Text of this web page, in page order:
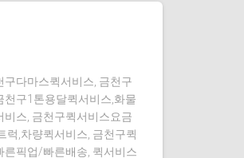
구다마스퀵서비스, 금천구
천구1톤용달퀵서비스,화물
비스, 금천구퀵서비스요금
럭,차량퀵서비스, 금천구퀵
른픽업/빠른배송, 퀵서비스